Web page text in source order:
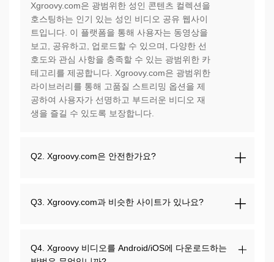
Xgroovy.com은 광범위한 성인 콘텐츠 컬렉션을
호스팅하는 인기 있는 성인 비디오 공유 웹사이
트입니다. 이 플랫폼을 통해 사용자는 동영상을
보고, 공유하고, 업로드할 수 있으며, 다양한 선
호도와 관심 사항을 충족할 수 있는 광범위한 카
테고리를 제공합니다. Xgroovy.com은 광범위한
라이브러리를 통해 고품질 스트리밍 옵션을 제
공하여 사용자가 선명하고 부드러운 비디오 재
생을 즐길 수 있도록 보장합니다.
Q2. Xgroovy.com은 안전한가요?
Q3. Xgroovy.com과 비슷한 사이트가 있나요?
Q4. Xgroovy 비디오를 Android/iOS에 다운로드하는